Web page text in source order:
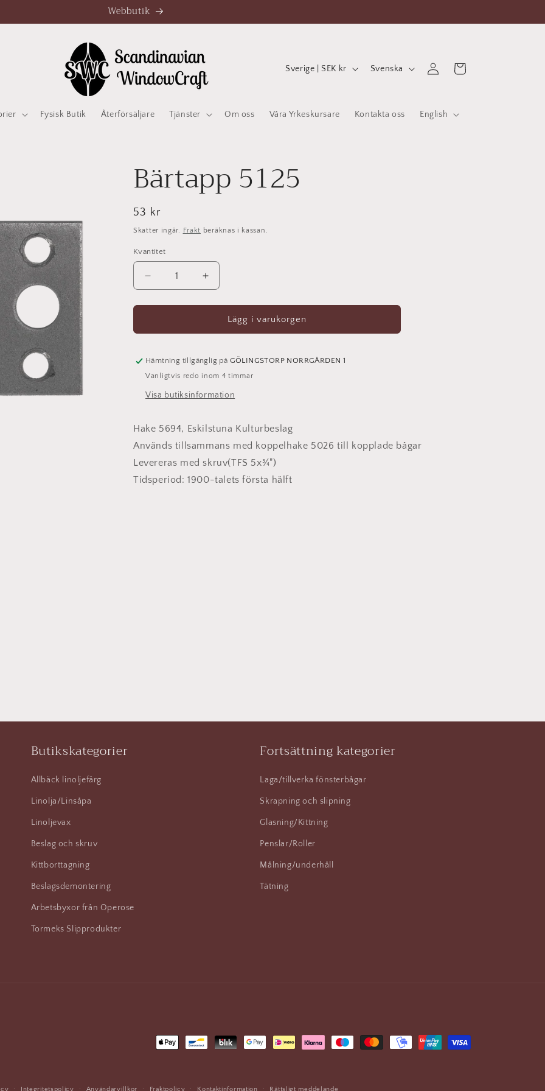
Webbutik
Fysisk Butik Återförsäljare Tjänster Om oss Våra Yrkeskursare Kontakta oss English
L
n
d
R
e
Sverige | SEK kr S
r
å
Svenska
in
Varukorg
Bärtapp 5125
Ordinarie
pris
53 kr
Skatter ingår. Frakt beräknas i kassan.
Kvantitet
Kvantitet
Minska
kvantitet
för
5125
Öka
kvantitet
för
Bärtapp
5125
Lägg i varukorgen
Hämtning tillgänglig på GÖLINGSTORP NORRGÅRDEN 1
Vanligtvis redo inom 4 timmar
Visa butiksinformation
Hake 5694, Eskilstuna Kulturbeslag
Används tillsammans med koppelhake 5026 till kopplade bågar
Levereras med skruv(TFS 5x¾")
Tidsperiod: 1900-talets första hälft
Butikskategorier
Allbäck linoljefärg
Linolja/Linsåpa
Linoljevax
Beslag och skruv
Kittborttagning
Beslagsdemontering
Arbetsbyxor från Operose
Tormeks Slipprodukter
Fortsättning kategorier
Laga/tillverka fönsterbågar
Skrapning och slipning
Glasning/Kittning
Penslar/Roller
Målning/underhåll
Tätning
Betalningsmetoder
Integritetspolicy Användarvillkor Fraktpolicy Kontaktinformation Rättsligt meddelande